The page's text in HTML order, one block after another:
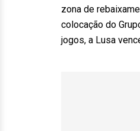
zona de
colocação do
jogos, a Lusa